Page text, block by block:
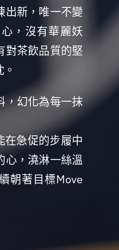
出新，唯一不變
，沒有華麗妖
對茶飲品質的堅
，幻化為每一抹
在急促的步履中
心，澆淋一絲溫
朝著目標Move